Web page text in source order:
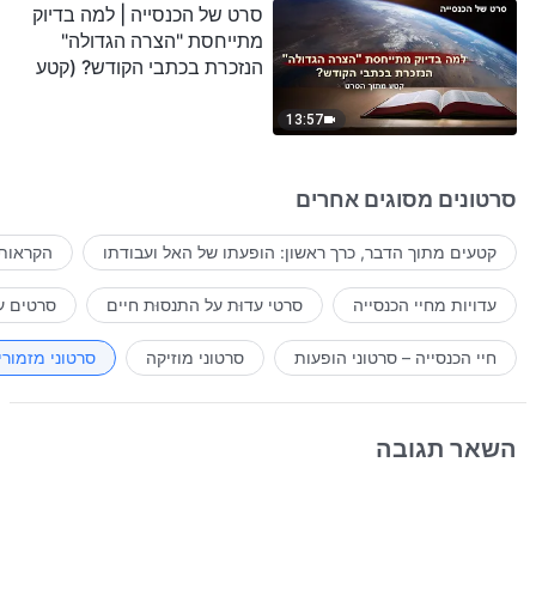
13:57
סרט של הכנסייה | למה בדיוק
מתייחסת "הצרה הגדולה"
הנזכרת בכתבי הקודש? (קטע
סרטונים מסוגים אחרים
קטעים מתוך הדבר, כרך ראשון: הופעתו של האל ועבודתו
עדויות מחיי הכנסייה סרטי עדוּת על התנסוּת חיים סרטים
חיי הכנסייה – סרטוני הופעות סרטוני מוזיקה סרטוני
השאר תגובה